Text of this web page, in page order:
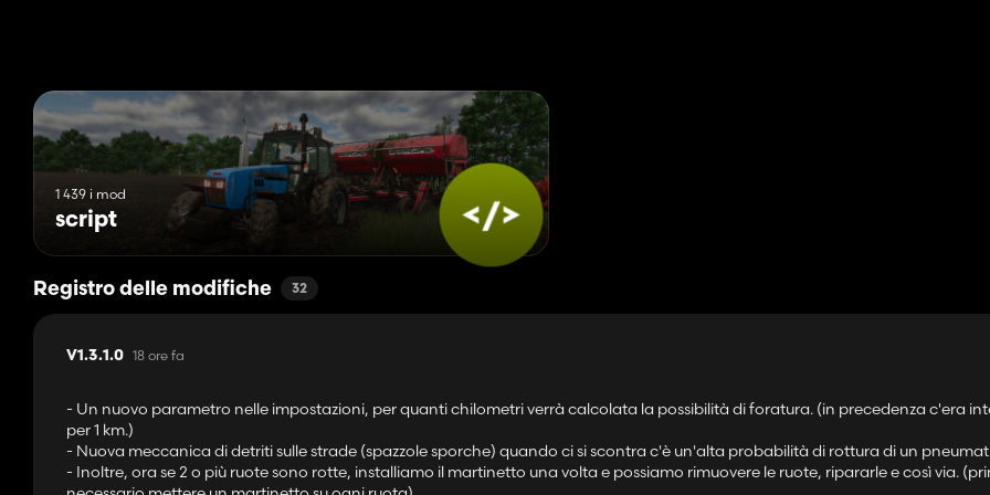
La mod è completamente personalizzabile attraverso il menu di gioco:
- accendere/spegnere il sistema fango
- forza dell'effetto viscosità
- influenza della pioggia
- rimozione della vegetazione
- E molto altro ancora. (ci sono più di 20 manopole e interruttori diversi)
SISTEMA DI FORATURA E PRESSIONE PNEUMATICI E MOLTO ALTRO...
Buon gioco!
1 439 i mod
script
Registro delle modifiche 32
V1.3.1.0 18 ore fa
- Un nuovo parametro nelle impostazioni, per quanti chilometri verrà calcolata la possibilità di foratura. (in precedenza c'era
per 1 km.)
- Nuova meccanica di detriti sulle strade (spazzole sporche) quando ci si scontra c'è un'alta probabilità di rottura di un
- Inoltre, ora se 2 o più ruote sono rotte, installiamo il martinetto una volta e possiamo rimuovere le ruote, ripararle e così via.